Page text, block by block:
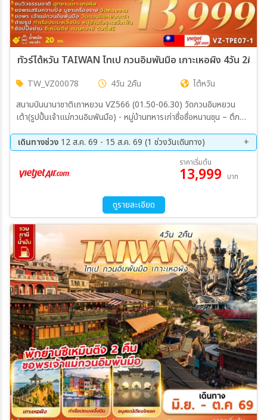
ถึงวันที่
เฉพาะเดือน
เฉพาะเทศกาล
ค้นหา
ทัวร์ไต้หวัน TAIWAN ไทเป กวนอิมพันมือ เกาะเหอผิง 4วัน 2คืน
TW_VZ00078 4วัน 2คืน
ไต้หวัน
สนามบินนานาชาติเถาหยวน VZ566 (01.50-06.30) วัดกวนอิมหยวน
เต้า(รูปปั้นเจ้าแม่กวนอิมพันมือ) - หมู่บ้านทหารเก่าซื่อซื่อหนานชุน – ตึก
ขนมพายสับปะรด PAPA WHALE HOTEL หรือเทียบเท่า ร้านเครื่อง
สำอาง – หมู่บ้านโบราณจิ่วเฟิน - อุทยานเกาะเหอผิง(รวมค่าเข้าชม) -
หมู่บ้านประมงเจิ้งปิน – ซีเหมินติง PAPA WHALE HOTEL หรือเทียบ
เท่า ร้านสร้อยสุขภาพ GERMANIUM – DUTY FREE - วัดหลงซาน –
บินสุวรรณภูมิ VZ569 (19.45-22.45)
เดินทางช่วง 12 ส.ค. 69 - 15 ส.ค. 69 (1 ช่วงวันเดินทาง)
ราคาเริ่มต้น
13,999 บาท
ดูรายละเอียด